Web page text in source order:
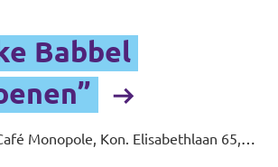
Babbel
Monopole, Kon. Elisabethlaan 65,